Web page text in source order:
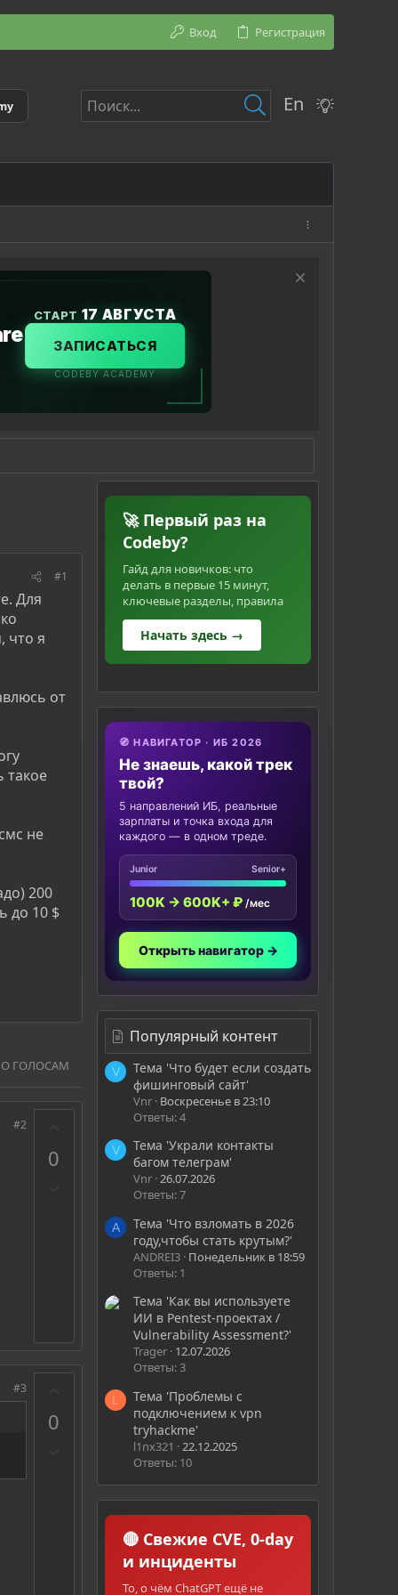
Вход Регистрация
En
#1
Для
что я
от
такое
не
200
до 10 $
ГОЛОСАМ
#2
0
#3
0
🚀 Первый раз на
Codeby?
Гайд для новичков: что
делать в первые 15 минут,
ключевые разделы, правила
Начать здесь →
🧭 НАВИГАТОР · ИБ 2026
Не знаешь, какой трек
твой?
5 направлений ИБ, реальные
зарплаты и точка входа для
каждого — в одном треде.
Junior Senior+
100K → 600K+ ₽ /мес
Открыть навигатор →
Популярный контент
V
Тема 'Что будет если создать
фишинговый сайт'
Vnr Воскресенье в 23:10
Ответы: 4
V
Тема 'Украли контакты
багом телеграм'
Vnr 26.07.2026
Ответы: 7
A
Тема 'Что взломать в 2026
году,чтобы стать крутым?'
ANDREI3 Понедельник в 18:59
Ответы: 1
Тема 'Как вы используете
ИИ в Pentest-проектах /
Vulnerability Assessment?'
Trager 12.07.2026
Ответы: 3
L
Тема 'Проблемы с
подключением к vpn
tryhackme'
l1nx321
22.12.2025
Ответы: 10
🔴 Свежие CVE, 0-day
и инциденты
То, о чём ChatGPT ещё не